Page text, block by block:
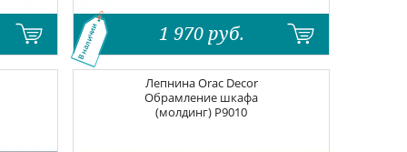
1 970 руб.
В наличии
ЛепнинаOrac Decor
Обрамление шкафа
(молдинг) P9010